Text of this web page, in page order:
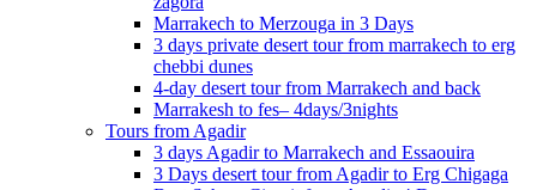
Marrakech to Merzouga in 3 Days
3 days private desert tour from marrakech to erg
chebbi dunes
4-day desert tour from Marrakech and back
Marrakesh to fes– 4days/3nights
Tours from Agadir
3 days Agadir to Marrakech and Essaouira
3 Days desert tour from Agadir to Erg Chigaga